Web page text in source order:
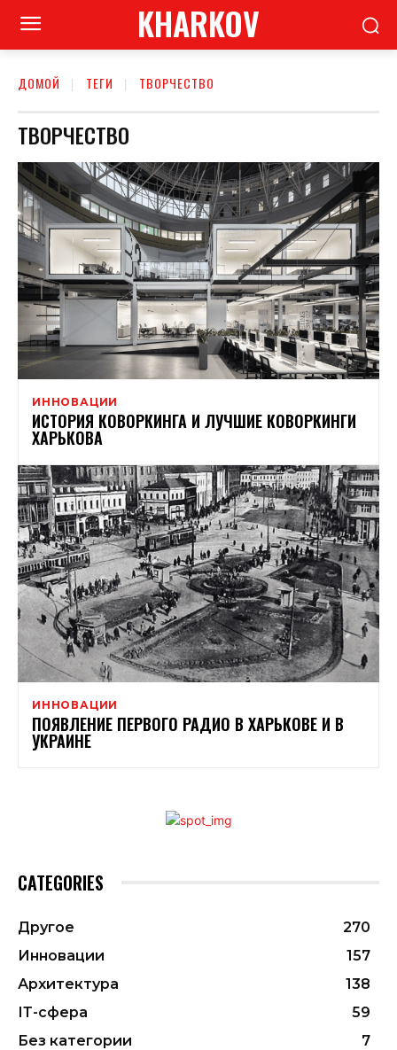
KHARKOV
ДОМОЙ ТЕГИ ТВОРЧЕСТВО
ТВОРЧЕСТВО
ИННОВАЦИИ
ИСТОРИЯ КОВОРКИНГА И ЛУЧШИЕ КОВОРКИНГИ
ХАРЬКОВА
ИННОВАЦИИ
ПОЯВЛЕНИЕ ПЕРВОГО РАДИО В ХАРЬКОВЕ И В
УКРАИНЕ
CATEGORIES
Другое
270
Инновации
157
Архитектура
138
ІТ-сфера
59
Без категории
7